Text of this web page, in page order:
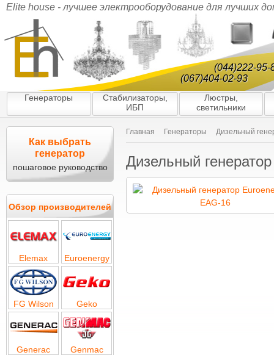
Elite house - лучшее электрооборудование для лучших
(044)222-95-
(067)404-02-93
Главная Генераторы Дизельный
Дизельный
Как выбрать
генератор
пошаговое руководство
Обзор производителей
Elemax Euroenergy
FG Wilson Geko
Generac Genmac
Генераторы
Стабилизаторы,
ИБП
Люстры,
светильники